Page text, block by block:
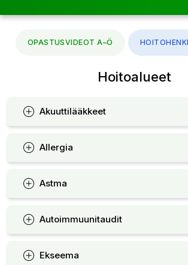
OPASTUSVIDEOT A–Ö
Hoitoalueet
Akuuttilääkkeet
Allergia
Astma
Autoimmuunitaudit
Ekseema